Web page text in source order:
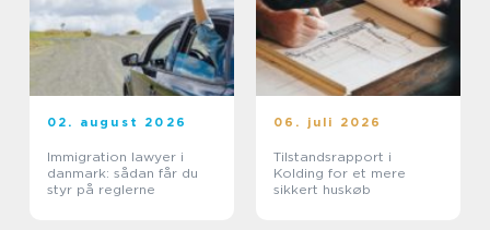
02. august 2026
Immigration lawyer i
danmark: sådan får du
styr på reglerne
06. juli 2026
Tilstandsrapport i
Kolding for et mere
sikkert huskøb